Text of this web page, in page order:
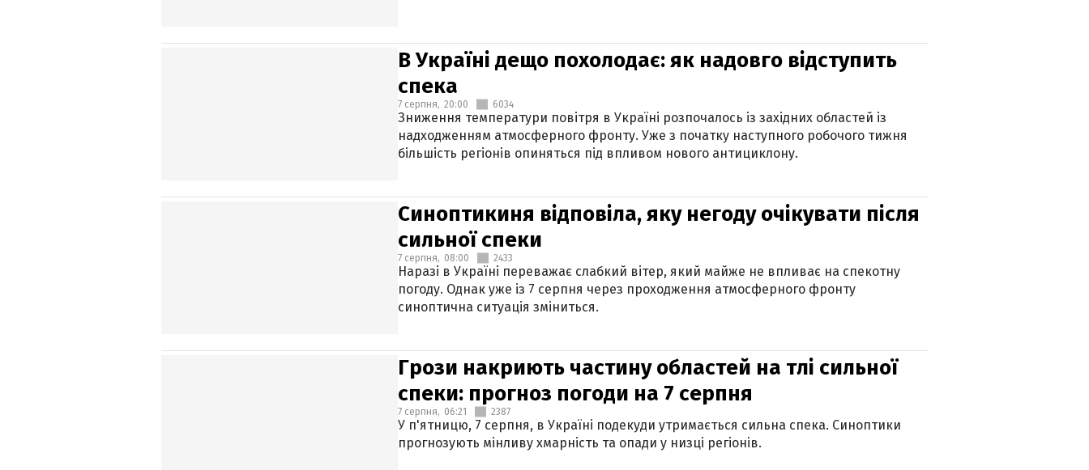
В Україні дещо похолодає: як надовго відступить
спека
7 серпня, 20:00 6034
Зниження температури повітря в Україні розпочалось із західних областей із
надходженням атмосферного фронту. Уже з початку наступного робочого тижня
більшість регіонів опиняться під впливом нового антициклону.
Синоптикиня відповіла, яку негоду очікувати після
сильної спеки
7 серпня, 08:00 2433
Наразі в Україні переважає слабкий вітер, який майже не впливає на спекотну
погоду. Однак уже із 7 серпня через проходження атмосферного фронту
синоптична ситуація зміниться.
Грози накриють частину областей на тлі сильної
спеки: прогноз погоди на 7 серпня
7 серпня, 06:21 2387
У п'ятницю, 7 серпня, в Україні подекуди утримається сильна спека. Синоптики
прогнозують мінливу хмарність та опади у низці регіонів.